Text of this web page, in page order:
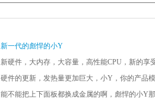
新一代的彪悍的小Y
新硬件，大内存，大容量，高性能CPU，新的享
硬件的更新，发热量更加巨大，小Y，你的产品
能不能把上下面板都换成金属的啊，彪悍的小Y